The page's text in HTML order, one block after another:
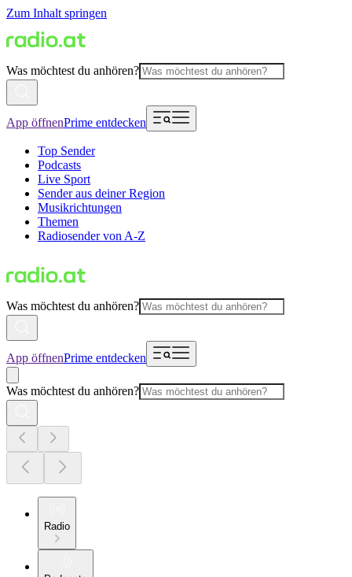
Zum Inhalt springen
Was möchtest du anhören?
App öffnenPrime entdecken
Top Sender
Podcasts
Live Sport
Sender aus deiner Region
Musikrichtungen
Themen
Radiosender von A-Z
Was möchtest du anhören?
App öffnenPrime entdecken
Was möchtest du anhören?
Radio